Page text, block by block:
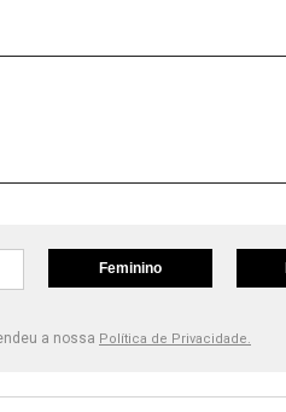
Feminino
a nossa Política de Privacidade.